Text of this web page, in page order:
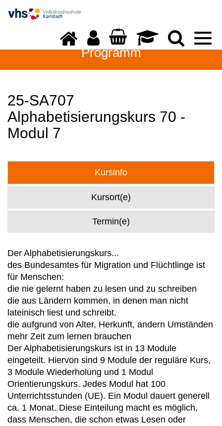
Programm
25-SA707
Alphabetisierungskurs 70 -
Modul 7
Kursinfo
Kursort(e)
Termin(e)
Der Alphabetisierungskurs...
des Bundesamtes für Migration und Flüchtlinge ist
für Menschen:
die nie gelernt haben zu lesen und zu schreiben
die aus Ländern kommen, in denen man nicht
lateinisch liest und schreibt.
die aufgrund von Alter, Herkunft, andern Umständen
mehr Zeit zum lernen brauchen
Der Alphabetisierungskurs ist in 13 Module
eingeteilt. Hiervon sind 9 Module der reguläre Kurs,
3 Module Wiederholung und 1 Modul
Orientierungskurs. Jedes Modul hat 100
Unterrichtsstunden (UE). Ein Modul dauert generell
ca. 1 Monat. Diese Einteilung macht es möglich,
dass Menschen, die schon etwas Lesen oder